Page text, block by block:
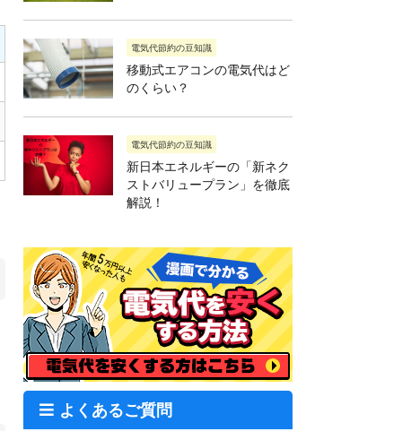
電気代節約の豆知識
移動式エアコンの電気代はど
のくらい？
電気代節約の豆知識
新日本エネルギーの「新ネク
ストバリュープラン」を徹底
解説！
よくあるご質問